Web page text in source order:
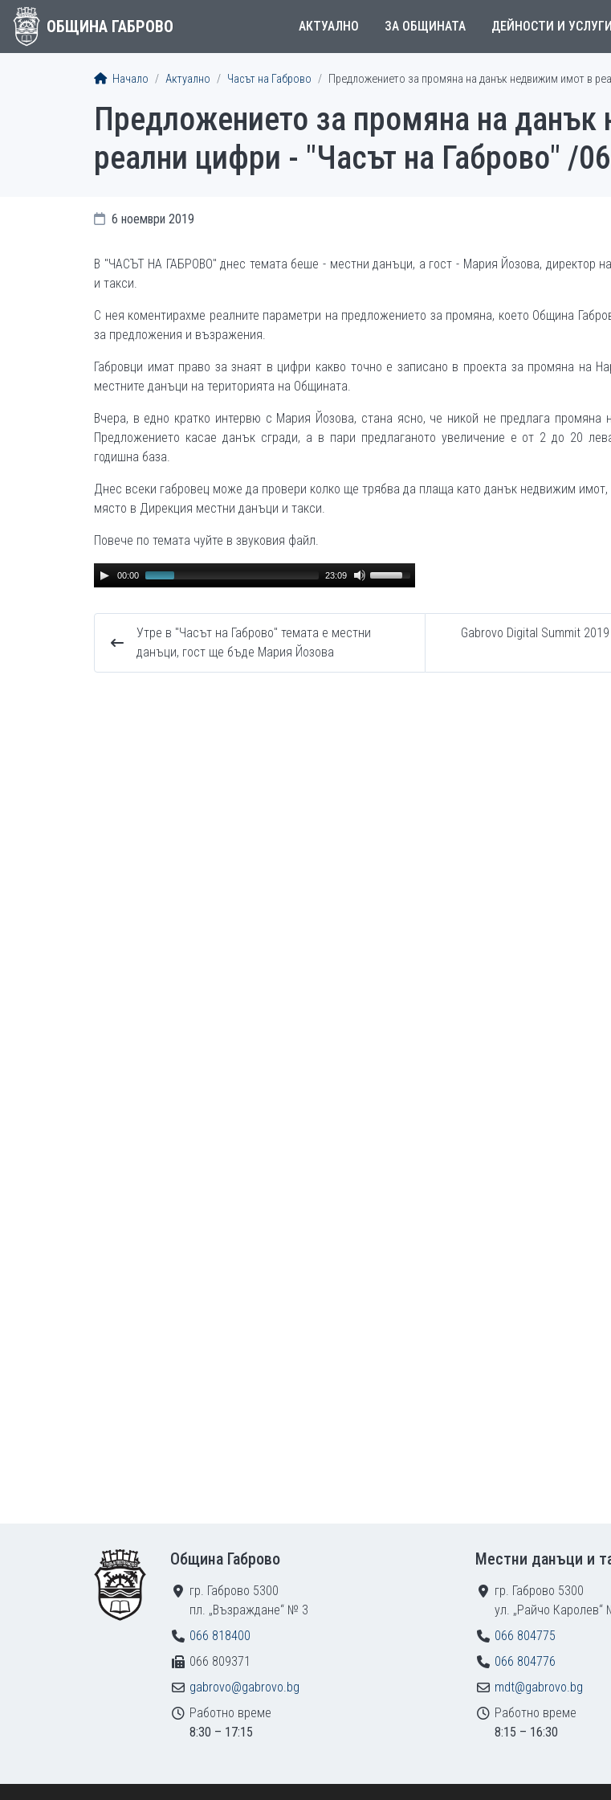
ОБЩИНА ГАБРОВО АКТУАЛНО ЗА ОБЩИНАТА ДЕЙНОСТИ И УСЛУГИ
Начало Актуално Часът на Габрово Предложението за промяна на данък недвижим имот в
Предложението за промяна на
реални цифри - "Часът на Габрово" /
6 ноември 2019
В "ЧАСЪТ НА ГАБРОВО" днес темата беше - местни данъци, а гост - Мария Йозова, директор
и такси.
С нея коментирахме реалните параметри на предложението за промяна, което Община
за предложения и възражения.
Габровци имат право за знаят в цифри какво точно е записано в проекта за промяна на
местните данъци на територията на Общината.
Вчера, в едно кратко интервю с Мария Йозова, стана ясно, че никой не предлага промяна
Предложението касае данък сгради, а в пари предлаганото увеличение е от 2 до 20
годишна база.
Днес всеки габровец може да провери колко ще трябва да плаща като данък недвижим
място в Дирекция местни данъци и такси.
Повече по темата чуйте в звуковия файл.
Audio
Player
00:00 23:09
Use
Up/Down
Arrow
increase
Утре в "Часът на Габрово" темата е местни
данъци, гост ще бъде Мария Йозова
Gabrovo Digital Summit
Община Габрово
гр. Габрово 5300
пл. „Възраждане“ № 3
066 818400
066 809371
gabrovo@gabrovo.bg
Работно време
8:30 – 17:15
Местни данъци и
гр. Габрово 5300
ул. „Райчо Каролев“
066 804775
066 804776
mdt@gabrovo.bg
Работно време
8:15 – 16:30